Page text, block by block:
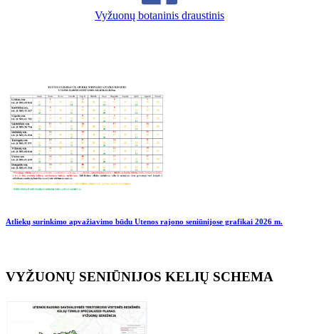
Vyžuonų botaninis draustinis
Atliekų surinkimo apvažiavimo būdu Utenos rajono seniūnijose grafikai 2026 m.
VYŽUONŲ SENIŪNIJOS KELIŲ SCHEMA